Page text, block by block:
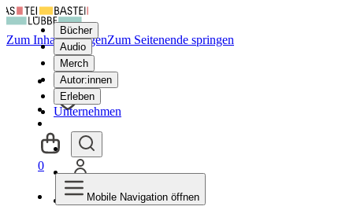
Bücher
Audio
Merch
Autor:innen
Erleben
Unternehmen
Zum Inhalt springenZum Seitenende springen
0
Mobile Navigation öffnen